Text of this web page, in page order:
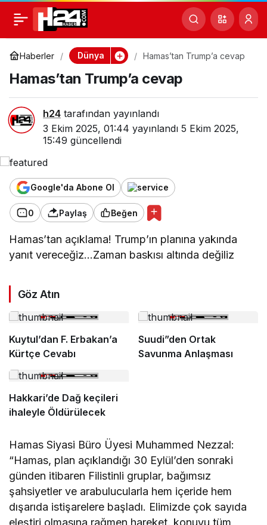
Haberler Dünya Hamas’tan Trump’a cevap
Hamas’tan Trump’a cevap
h24 tarafından yayınlandı
3 Ekim 2025, 01:44 yayınlandı 5 Ekim 2025,
15:49 güncellendi
Google'da Abone Ol
0 Paylaş Beğen
Hamas’tan açıklama! Trump’ın planına yakında
yanıt vereceğiz…Zaman baskısı altında değiliz
Göz Atın
Kuytul’dan F. Erbakan’a
Kürtçe Cevabı
Suudi”den Ortak
Savunma Anlaşması
Hakkari’de Dağ keçileri
ihaleyle Öldürülecek
Hamas Siyasi Büro Üyesi Muhammed Nezzal:
“Hamas, plan açıklandığı 30 Eylül’den sonraki
günden itibaren Filistinli gruplar, bağımsız
şahsiyetler ve arabulucularla hem içeride hem
dışarıda istişarelere başladı. Elimizde çok sayıda
eleştiri olmasına rağmen hareket, konuyu tüm
Hamas’tan Trump’a
cevap
0